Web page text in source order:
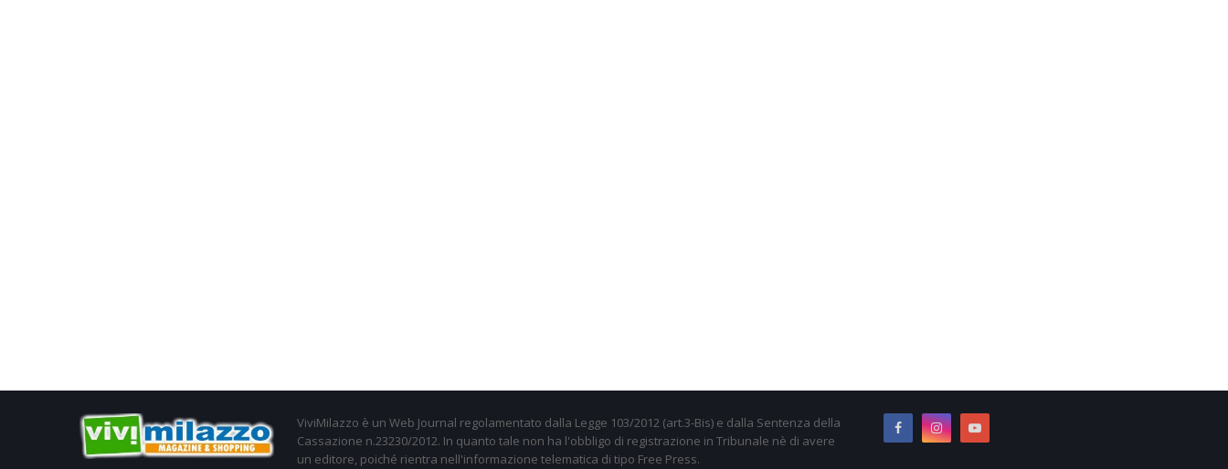
ViviMilazzo è un Web Journal regolamentato dalla Legge 103/2012 (art.3-Bis) e dalla Sentenza della
Cassazione n.23230/2012. In quanto tale non ha l'obbligo di registrazione in Tribunale nè di avere
un editore, poiché rientra nell'informazione telematica di tipo Free Press.